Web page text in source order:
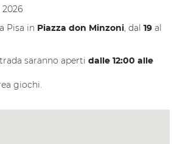
2026
Pisa in Piazza don Minzoni, dal 19 al
saranno aperti dalle 12:00 alle
giochi.